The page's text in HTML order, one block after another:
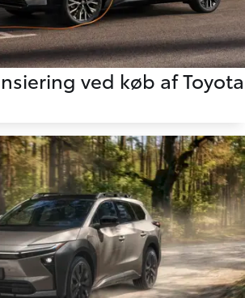
ved køb af Toyota